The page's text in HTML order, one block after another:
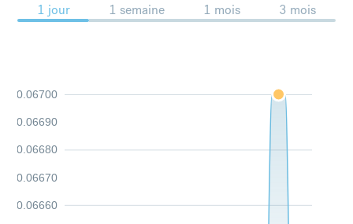
1 jour 1 semaine 1 mois 3 mois
0.06660
0.06670
0.06680
0.06690
0.06700